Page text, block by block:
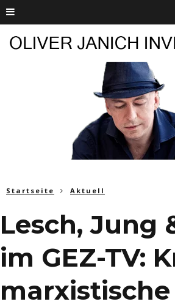
Startseite Aktuell
Lesch, Jung
im GEZ-TV:
marxistische